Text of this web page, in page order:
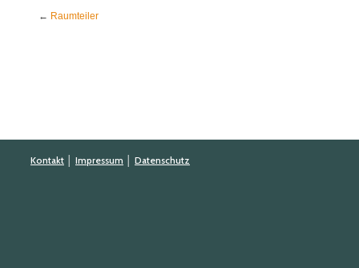
← Raumteiler
Kontakt Impressum Datenschutz